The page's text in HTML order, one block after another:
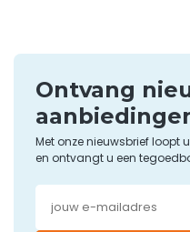
Ontvang
Met onze nieuwsbrief loopt
en ontvangt u een